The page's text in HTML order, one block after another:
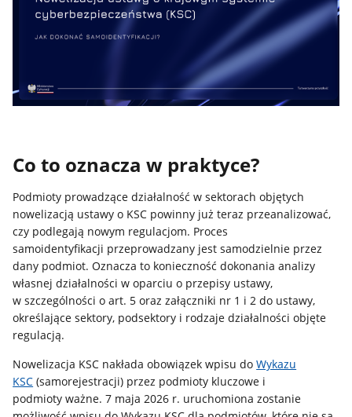
Co to oznacza w praktyce?
Podmioty prowadzące działalność w sektorach objętych
nowelizacją ustawy o KSC powinny już teraz przeanalizować,
czy podlegają nowym regulacjom. Proces
samoidentyfikacji przeprowadzany jest samodzielnie przez
dany podmiot. Oznacza to konieczność dokonania analizy
własnej działalności w oparciu o przepisy ustawy,
w szczególności o art. 5 oraz załączniki nr 1 i 2 do ustawy,
określające sektory, podsektory i rodzaje działalności objęte
regulacją.
Nowelizacja KSC nakłada obowiązek wpisu doWykazu
KSC (samorejestracji) przez podmioty kluczowe i
podmioty ważne. 7 maja 2026 r. uruchomiona zostanie